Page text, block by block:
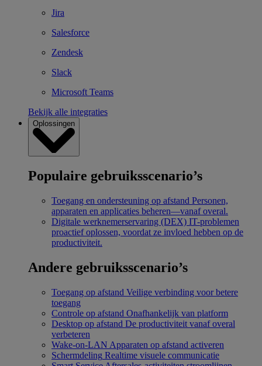
Jira
Salesforce
Zendesk
Slack
Microsoft Teams
Bekijk alle integraties
Oplossingen
Populaire gebruiksscenario’s
Toegang en ondersteuning op afstand Personen,
apparaten en applicaties beheren—vanaf overal.
Digitale werknemerservaring (DEX) IT-problemen
proactief oplossen, voordat ze invloed hebben op de
productiviteit.
Andere gebruiksscenario’s
Toegang op afstand Veilige verbinding voor betere
toegang
Controle op afstand Onafhankelijk van platform
Desktop op afstand De productiviteit vanaf overal
verbeteren
Wake-on-LAN Apparaten op afstand activeren
Schermdeling Realtime visuele communicatie